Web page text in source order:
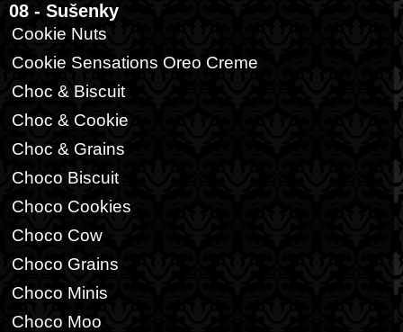
08 - Sušenky
Cookie Nuts
Cookie Sensations Oreo Creme
Choc & Biscuit
Choc & Cookie
Choc & Grains
Choco Biscuit
Choco Cookies
Choco Cow
Choco Grains
Choco Minis
Choco Moo